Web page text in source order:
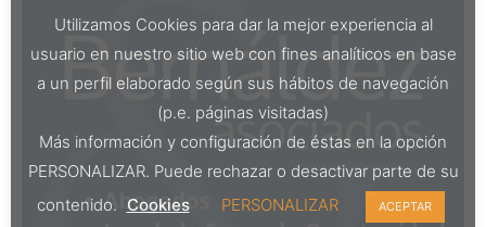
Utilizamos Cookies para dar la mejor experiencia al
usuario en nuestro sitio web con fines analíticos en base
a un perfil elaborado según sus hábitos de navegación
(p.e. páginas visitadas)
Más información y configuración de éstas en la opción
PERSONALIZAR. Puede rechazar o desactivar parte de su
contenido. Cookies PERSONALIZAR ACEPTAR